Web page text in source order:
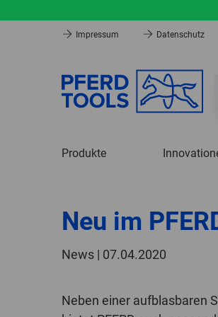
Impressum Datenschutz
Produkte
Neu im
News | 07.04.2020
Neben einer aufblasbaren